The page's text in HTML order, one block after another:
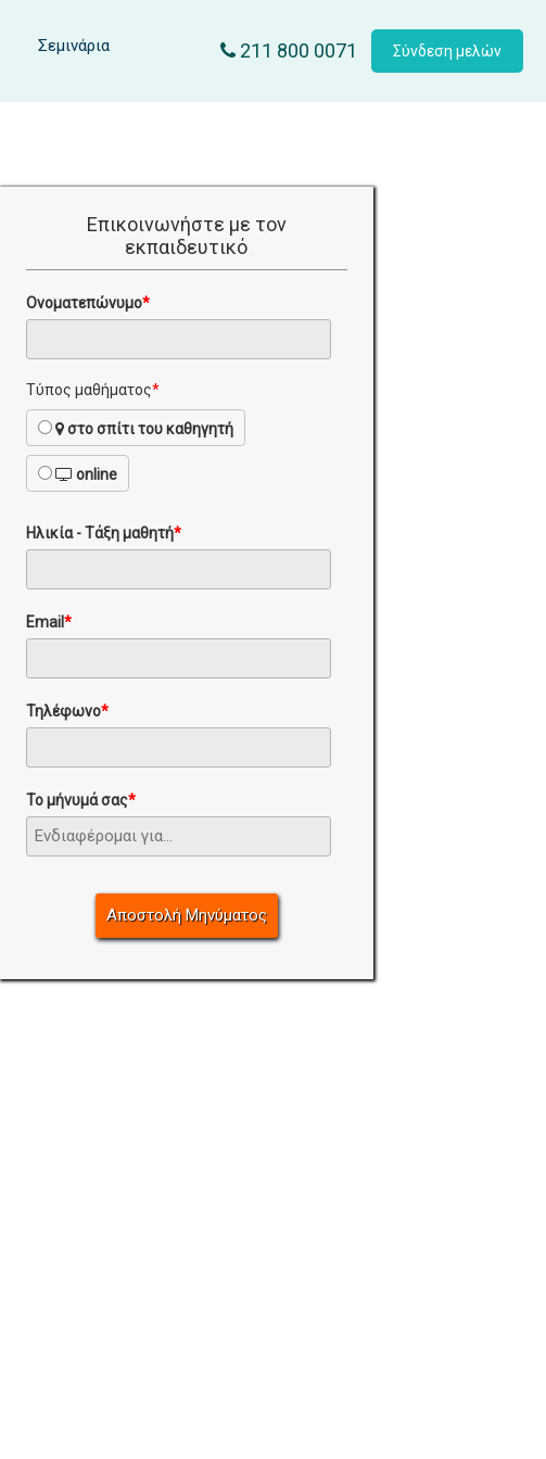
Σεμινάρια 211 800 0071 Σύνδεση μελών
Επικοινωνήστε με τον
εκπαιδευτικό
Ονοματεπώνυμο*
Τύπος μαθήματος*
στο σπίτι του καθηγητή
online
Ηλικία - Τάξη μαθητή*
Email*
Τηλέφωνο*
Το μήνυμά σας*